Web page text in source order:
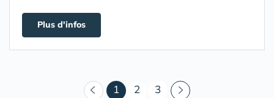
Plus d'infos
1 (courant)
2 3